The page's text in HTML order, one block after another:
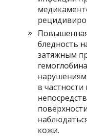
бледность
затяжным
в
кожи.